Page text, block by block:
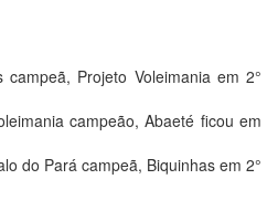
campeã, Projeto Voleimania em 2°
campeão, Abaeté ficou em
do Pará campeã, Biquinhas em 2°